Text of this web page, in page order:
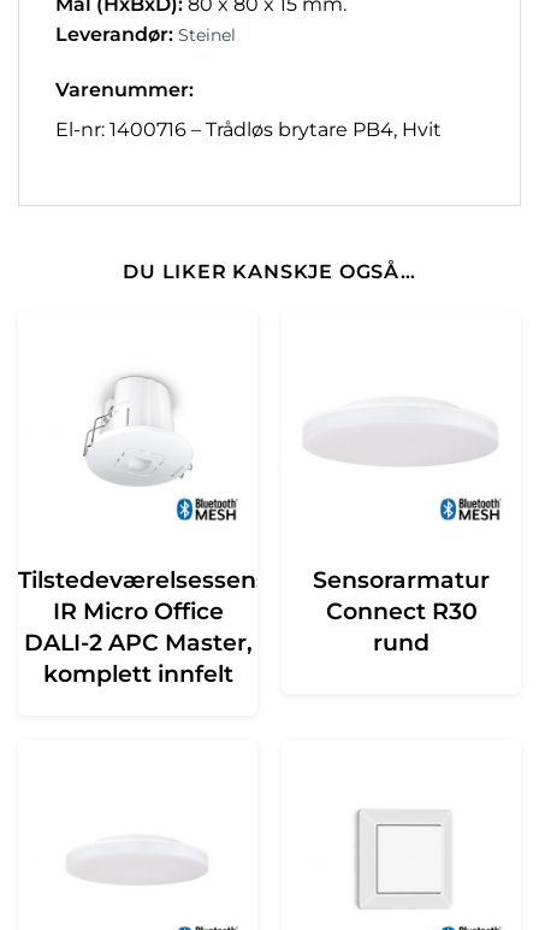
Leverandør: Steinel
Varenummer:
El-nr: 1400716 – Trådløs brytare PB4, Hvit
DU LIKER KANSKJE OGSÅ…
Tilstedeværelsessensor
IR Micro Office
DALI-2 APC Master,
komplett innfelt
Sensorarmatur
Connect R30
rund